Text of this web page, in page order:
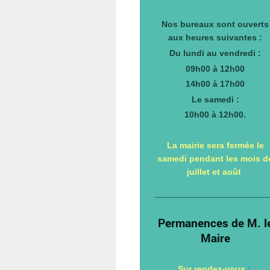
Nos bureaux sont ouverts
aux heures suivantes :
Du lundi au vendredi :
09h00 à 12h00
14h00 à 17h00
Le samedi :
10h00 à 12h00.
La mairie sera fermée le
samedi pendant les mois
juillet et août
Permanences de M.
Maire